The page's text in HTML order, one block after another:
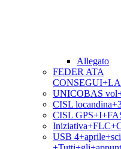
Allegato
FEDER ATA
UNICOBAS
CISL
CISL
USB